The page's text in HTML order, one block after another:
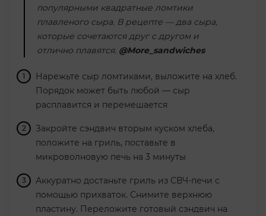
популярными квадратные ломтики
плавленого сыра. В рецепте — два сыра,
которые сочетаются друг с другом и
отлично плавятся. @More_sandwiches
Нарежьте сыр ломтиками, выложите на хлеб.
Порядок может быть любой — сыр
расплавится и перемешается
Закройте сэндвич вторым куском хлеба,
положите на гриль, поставьте в
микроволновую печь на 3 минуты
Аккуратно достаньте гриль из СВЧ-печи с
помощью прихваток. Снимите верхнюю
пластину. Переложите готовый сэндвич на